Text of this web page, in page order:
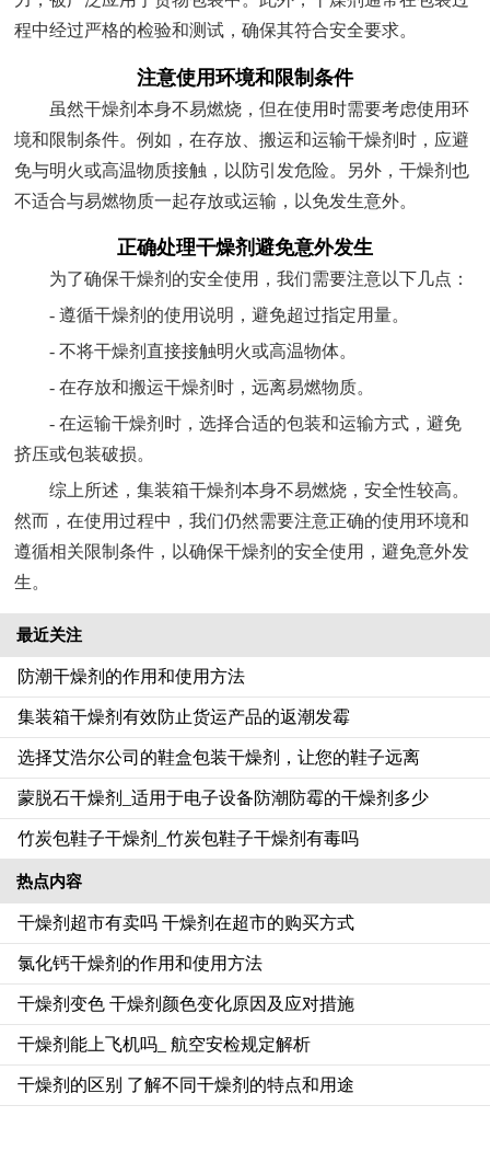
程中经过严格的检验和测试，确保其符合安全要求。
注意使用环境和限制条件
虽然干燥剂本身不易燃烧，但在使用时需要考虑使用环
境和限制条件。例如，在存放、搬运和运输干燥剂时，应避
免与明火或高温物质接触，以防引发危险。另外，干燥剂也
不适合与易燃物质一起存放或运输，以免发生意外。
正确处理干燥剂避免意外发生
为了确保干燥剂的安全使用，我们需要注意以下几点：
- 遵循干燥剂的使用说明，避免超过指定用量。
- 不将干燥剂直接接触明火或高温物体。
- 在存放和搬运干燥剂时，远离易燃物质。
- 在运输干燥剂时，选择合适的包装和运输方式，避免
挤压或包装破损。
综上所述，集装箱干燥剂本身不易燃烧，安全性较高。
然而，在使用过程中，我们仍然需要注意正确的使用环境和
遵循相关限制条件，以确保干燥剂的安全使用，避免意外发
生。
最近关注
防潮干燥剂的作用和使用方法
集装箱干燥剂有效防止货运产品的返潮发霉
选择艾浩尔公司的鞋盒包装干燥剂，让您的鞋子远离
蒙脱石干燥剂_适用于电子设备防潮防霉的干燥剂多少
竹炭包鞋子干燥剂_竹炭包鞋子干燥剂有毒吗
热点内容
干燥剂超市有卖吗 干燥剂在超市的购买方式
氯化钙干燥剂的作用和使用方法
干燥剂变色 干燥剂颜色变化原因及应对措施
干燥剂能上飞机吗_ 航空安检规定解析
干燥剂的区别 了解不同干燥剂的特点和用途